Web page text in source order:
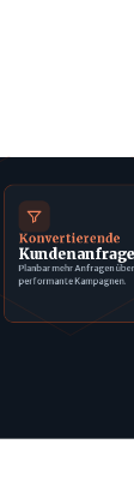
Konvertierende
Planbar mehr Anfragen über
performante Kampagnen.